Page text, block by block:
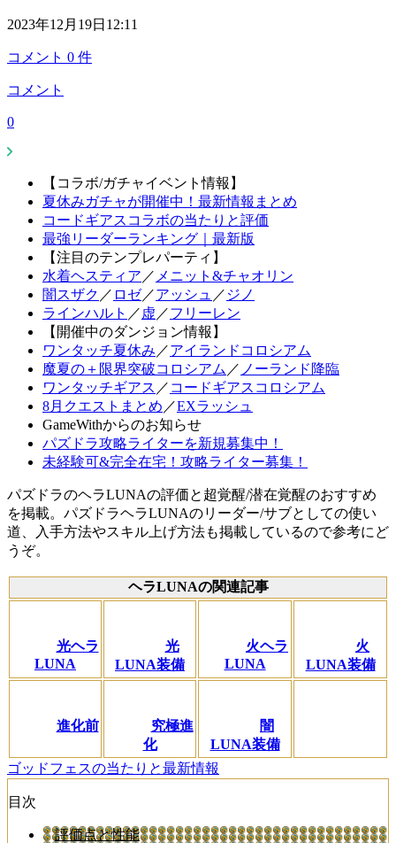
2023年12月19日12:11
コメント 0 件
コメント
0
【コラボ/ガチャイベント情報】
夏休みガチャが開催中！最新情報まとめ
コードギアスコラボの当たりと評価
最強リーダーランキング｜最新版
【注目のテンプレパーティ】
水着ヘスティア ／ メニット&チャオリン
闇スザク ／ ロゼ／アッシュ ／ ジノ
ラインハルト ／ 虚 ／フリーレン
【開催中のダンジョン情報】
ワンタッチ夏休み ／アイランドコロシアム
魔夏の＋限界突破コロシアム ／ ノーランド降臨
ワンタッチギアス ／ コードギアスコロシアム
8月クエストまとめ ／EXラッシュ
GameWithからのお知らせ
パズドラ攻略ライターを新規募集中！
未経験可&完全在宅！攻略ライター募集！
パズドラのヘラLUNAの評価と超覚醒/潜在覚醒のおすすめ
を掲載。パズドラヘラLUNAのリーダー/サブとしての使い
道、入手方法やスキル上げ方法も掲載しているので参考にど
うぞ。
ヘラLUNAの関連記事
光ヘラ
LUNA
光
LUNA装備
火ヘラ
LUNA
火
LUNA装備
進化前
究極進
化
闇
LUNA装備
ゴッドフェスの当たりと最新情報
目次
評価点と性能